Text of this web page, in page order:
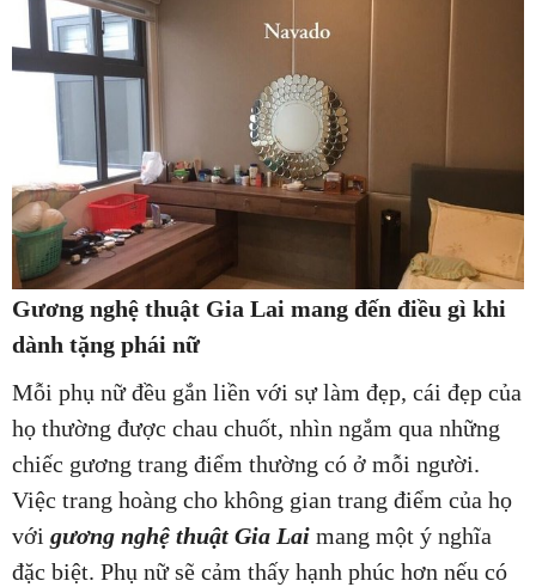
Gương nghệ thuật Gia Lai mang đến điều gì khi
dành tặng phái nữ
Mỗi phụ nữ đều gắn liền với sự làm đẹp, cái đẹp của
họ thường được chau chuốt, nhìn ngắm qua những
chiếc gương trang điểm thường có ở mỗi người.
Việc trang hoàng cho không gian trang điểm của họ
với gương nghệ thuật Gia Lai mang một ý nghĩa
đặc biệt. Phụ nữ sẽ cảm thấy hạnh phúc hơn nếu có